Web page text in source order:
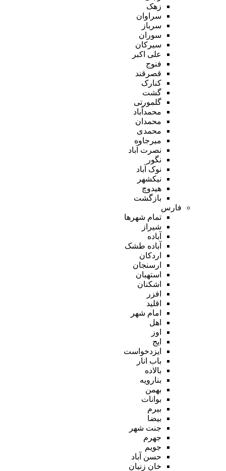
زهک
سراوان
سرباز
سوران
سیرکان
علی اکبر
فنوج
قصرقند
کنارک
گشت
گلمورتی
محمدآباد
محمدان
محمدی
میرجاوه
نصرت آباد
نگور
نوک آباد
نیکشهر
هیدوچ
بازگشت
فارس
تمام شهر‌ها
شیراز
آباده
آباده طشک
اردکان
ارسنجان
استهبان
اشکنان
افزر
اقلید
امام شهر
اهل
اوز
ایج
ایزدخواست
باب انار
بالاده
بنارویه
بهمن
بوانات
بیرم
بیضا
جنت شهر
جهرم
جویم
حسن آباد
خان زنیان